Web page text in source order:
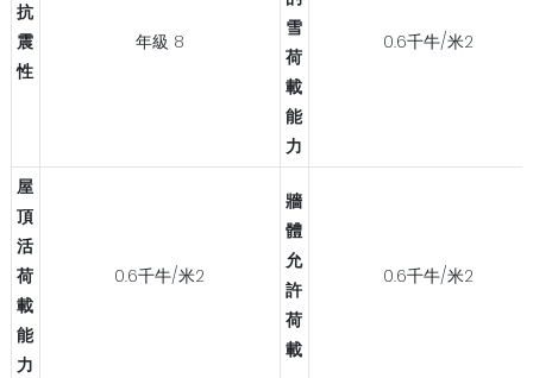
抗
震
性
年級 8
雪
荷
載
能
力
0.6千牛/米2
屋
頂
活
荷
載
能
力
0.6千牛/米2
牆
體
允
許
荷
載
0.6千牛/米2